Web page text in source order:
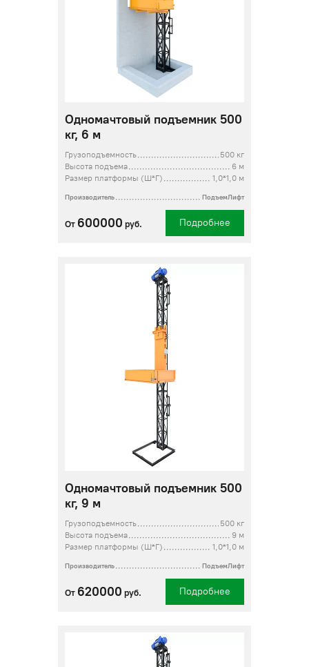
Одномачтовый подъемник 500
кг, 6 м
Грузоподъемность
500 кг
Высота подъема
6 м
Размер платформы (Ш*Г)
1,0*1,0 м
Производитель ПодъемЛифт
От 600000 руб. Подробнее
Одномачтовый подъемник 500
кг, 9 м
Грузоподъемность
500 кг
Высота подъема
9 м
Размер платформы (Ш*Г)
1,0*1,0 м
Производитель ПодъемЛифт
От 620000 руб. Подробнее